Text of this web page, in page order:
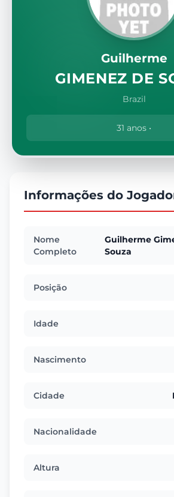
Guilherme
GIMENEZ DE
Brazil
31 anos •
Informações do
Nome
Completo
Guilherme
Souza
Posição
Idade
Nascimento
Cidade
Nacionalidade
Altura